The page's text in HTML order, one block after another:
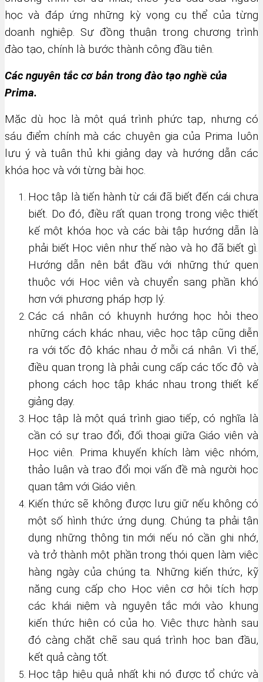
học và đáp ứng những kỳ vọng cụ thể của từng
doanh nghiệp. Sự đồng thuận trong chương trình
đào tạo, chính là bước thành công đầu tiên.
Các nguyên tắc cơ bản trong đào tạo nghề của
Prima.
Mặc dù học là một quá trình phức tạp, nhưng có
sáu điểm chính mà các chuyên gia của Prima luôn
lưu ý và tuân thủ khi giảng dạy và hướng dẫn các
khóa học và với từng bài học.
Học tập là tiến hành từ cái đã biết đến cái chưa
biết. Do đó, điều rất quan trọng trong việc thiết
kế một khóa học và các bài tập hướng dẫn là
phải biết Học viên như thế nào và họ đã biết gì.
Hướng dẫn nên bắt đầu với những thứ quen
thuộc với Học viên và chuyển sang phần khó
hơn với phương pháp hợp lý.
Các cá nhân có khuynh hướng học hỏi theo
những cách khác nhau, việc học tập cũng diễn
ra với tốc độ khác nhau ở mỗi cá nhân. Vì thế,
điều quan trọng là phải cung cấp các tốc độ và
phong cách học tập khác nhau trong thiết kế
giảng dạy.
Học tập là một quá trình giao tiếp, có nghĩa là
cần có sự trao đổi, đối thoại giữa Giáo viên và
Học viên. Prima khuyến khích làm việc nhóm,
thảo luận và trao đổi mọi vấn đề mà người học
quan tâm với Giáo viên.
Kiến thức sẽ không được lưu giữ nếu không có
một số hình thức ứng dụng. Chúng ta phải tận
dụng những thông tin mới nếu nó cần ghi nhớ,
và trở thành một phần trong thói quen làm việc
hàng ngày của chúng ta. Những kiến thức, kỹ
năng cung cấp cho Học viên cơ hội tích hợp
các khái niệm và nguyên tắc mới vào khung
kiến thức hiện có của họ. Việc thực hành sau
đó càng chặt chẽ sau quá trình học ban đầu,
kết quả càng tốt.
Học tập hiệu quả nhất khi nó được tổ chức và